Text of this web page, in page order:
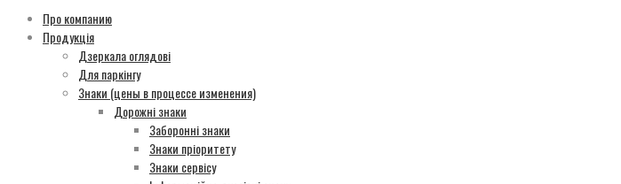
Про компанию
Продукція
Дзеркала оглядові
Для паркінгу
Знаки (цены в процессе изменения)
Дорожні знаки
Заборонні знаки
Знаки пріоритету
Знаки сервісу